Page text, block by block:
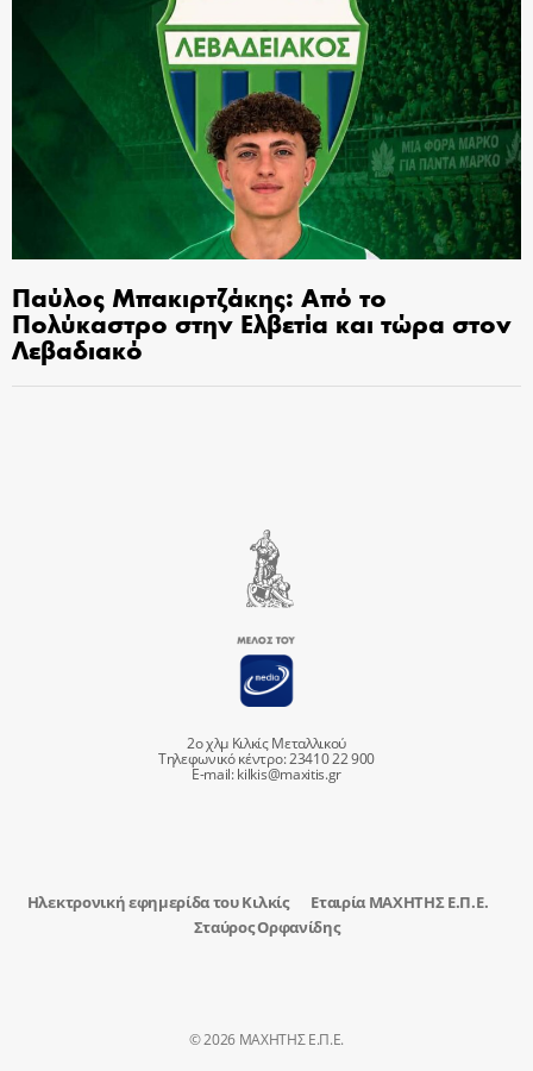
Παύλος Μπακιρτζάκης: Από το
Πολύκαστρο στην Ελβετία και τώρα στον
Λεβαδιακό
2ο χλμ Κιλκίς Μεταλλικού
Τηλεφωνικό κέντρο: 23410 22 900
E-mail:kilkis@maxitis.gr
Ηλεκτρονική εφημερίδα του Κιλκίς
Εταιρία ΜΑΧΗΤΗΣ Ε.Π.Ε.
Σταύρος Ορφανίδης
© 2026 ΜΑΧΗΤΗΣ Ε.Π.Ε.